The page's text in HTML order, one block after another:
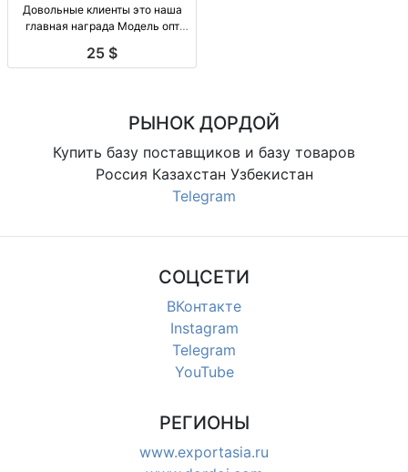
Довольные клиенты это наша
главная награда Модель опт
25 $
РЫНОК ДОРДОЙ
Купить базу поставщиков и базу товаров
Россия Казахстан Узбекистан
Telegram
СОЦСЕТИ
ВКонтакте
Instagram
Telegram
YouTube
РЕГИОНЫ
www.exportasia.ru